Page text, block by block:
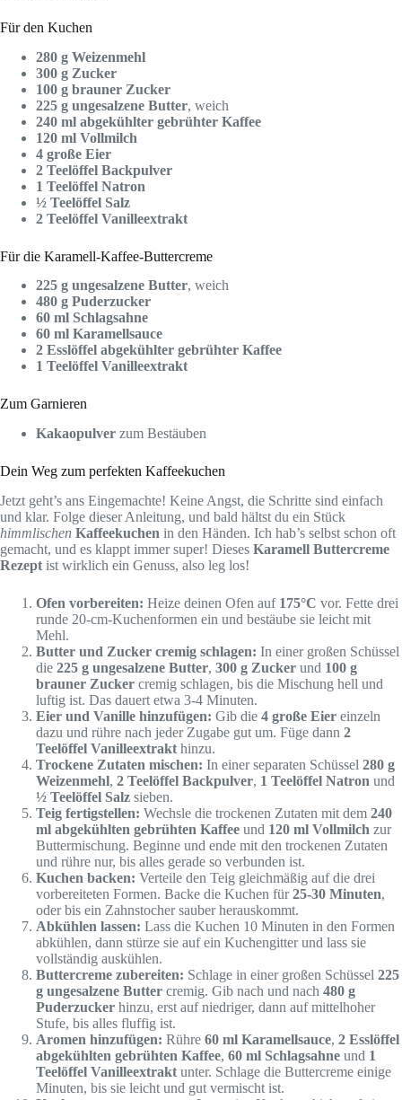
Für den Kuchen
280 g Weizenmehl
300 g Zucker
100 g brauner Zucker
225 g ungesalzene Butter, weich
240 ml abgekühlter gebrühter Kaffee
120 ml Vollmilch
4 große Eier
2 Teelöffel Backpulver
1 Teelöffel Natron
½ Teelöffel Salz
2 Teelöffel Vanilleextrakt
Für die Karamell-Kaffee-Buttercreme
225 g ungesalzene Butter, weich
480 g Puderzucker
60 ml Schlagsahne
60 ml Karamellsauce
2 Esslöffel abgekühlter gebrühter Kaffee
1 Teelöffel Vanilleextrakt
Zum Garnieren
Kakaopulver zum Bestäuben
Dein Weg zum perfekten Kaffeekuchen
Jetzt geht’s ans Eingemachte! Keine Angst, die Schritte sind einfach
und klar. Folge dieser Anleitung, und bald hältst du ein Stück
himmlischen Kaffeekuchen in den Händen. Ich hab’s selbst schon oft
gemacht, und es klappt immer super! Dieses Karamell Buttercreme
Rezept ist wirklich ein Genuss, also leg los!
Ofen vorbereiten: Heize deinen Ofen auf 175°C vor. Fette drei
runde 20-cm-Kuchenformen ein und bestäube sie leicht mit
Mehl.
Butter und Zucker cremig schlagen: In einer großen Schüssel
die 225 g ungesalzene Butter, 300 g Zucker und 100 g
brauner Zucker cremig schlagen, bis die Mischung hell und
luftig ist. Das dauert etwa 3-4 Minuten.
Eier und Vanille hinzufügen: Gib die 4 große Eier einzeln
dazu und rühre nach jeder Zugabe gut um. Füge dann 2
Teelöffel Vanilleextrakt hinzu.
Trockene Zutaten mischen: In einer separaten Schüssel 280 g
Weizenmehl, 2 Teelöffel Backpulver, 1 Teelöffel Natron und
½ Teelöffel Salz sieben.
Teig fertigstellen: Wechsle die trockenen Zutaten mit dem 240
ml abgekühlten gebrühten Kaffee und 120 ml Vollmilch zur
Buttermischung. Beginne und ende mit den trockenen Zutaten
und rühre nur, bis alles gerade so verbunden ist.
Kuchen backen: Verteile den Teig gleichmäßig auf die drei
vorbereiteten Formen. Backe die Kuchen für25-30 Minuten,
oder bis ein Zahnstocher sauber herauskommt.
Abkühlen lassen: Lass die Kuchen 10 Minuten in den Formen
abkühlen, dann stürze sie auf ein Kuchengitter und lass sie
vollständig auskühlen.
Buttercreme zubereiten: Schlage in einer großen Schüssel 225
g ungesalzene Butter cremig. Gib nach und nach 480 g
Puderzucker hinzu, erst auf niedriger, dann auf mittelhoher
Stufe, bis alles fluffig ist.
Aromen hinzufügen: Rühre 60 ml Karamellsauce, 2 Esslöffel
abgekühlten gebrühten Kaffee, 60 ml Schlagsahne und 1
Teelöffel Vanilleextrakt unter. Schlage die Buttercreme einige
Minuten, bis sie leicht und gut vermischt ist.